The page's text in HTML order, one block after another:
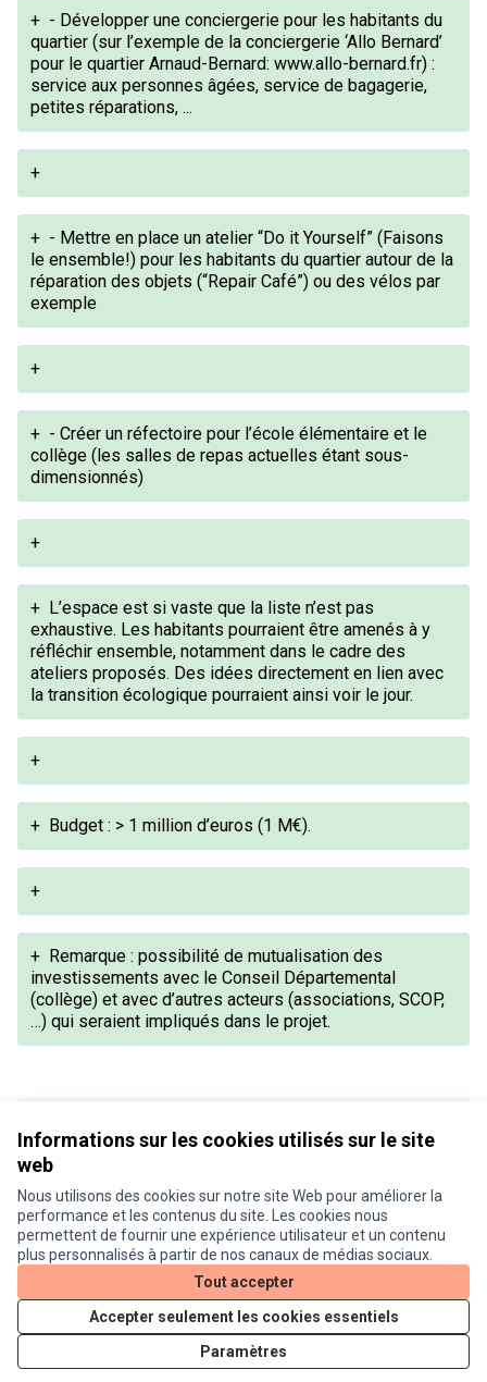
Informations sur les cookies utilisés sur le site
web
Nous utilisons des cookies sur notre site Web pour améliorer la
performance et les contenus du site. Les cookies nous
permettent de fournir une expérience utilisateur et un contenu
plus personnalisés à partir de nos canaux de médias sociaux.
Tout accepter
Accepter seulement les cookies essentiels
Paramètres
+ - Développer une conciergerie pour les habitants du
quartier (sur l’exemple de la conciergerie ‘Allo Bernard’
pour le quartier Arnaud-Bernard: www.allo-bernard.fr) :
service aux personnes âgées, service de bagagerie,
petites réparations, ...
+
+ - Mettre en place un atelier “Do it Yourself” (Faisons
le ensemble!) pour les habitants du quartier autour de la
réparation des objets (“Repair Café”) ou des vélos par
exemple
+
+ - Créer un réfectoire pour l’école élémentaire et le
collège (les salles de repas actuelles étant sous-
dimensionnés)
+
+ L’espace est si vaste que la liste n’est pas
exhaustive. Les habitants pourraient être amenés à y
réfléchir ensemble, notamment dans le cadre des
ateliers proposés. Des idées directement en lien avec
la transition écologique pourraient ainsi voir le jour.
+
+ Budget : > 1 million d’euros (1 M€).
+
+ Remarque : possibilité de mutualisation des
investissements avec le Conseil Départemental
(collège) et avec d’autres acteurs (associations, SCOP,
…) qui seraient impliqués dans le projet.
Conditions d'utilisation
Paramètres des cookies
Je participe ! sur X
(Lien externe)
Je participe ! sur Facebook
Je participe ! sur Instagram
Site réalisé grâce aulogiciel libre Decidim .
Licence
(Lien